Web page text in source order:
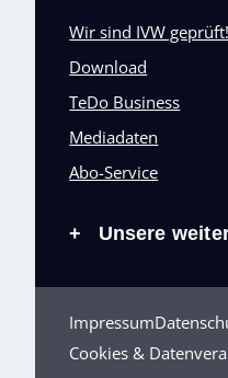
Wir sind IVW geprüft!
Download
TeDo Business
Mediadaten
Abo-Service
+ Unsere
Impressum
Cookies &